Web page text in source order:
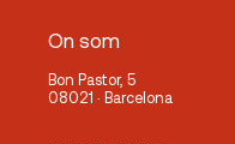
On som
Bon Pastor, 5
08021 · Barcelona